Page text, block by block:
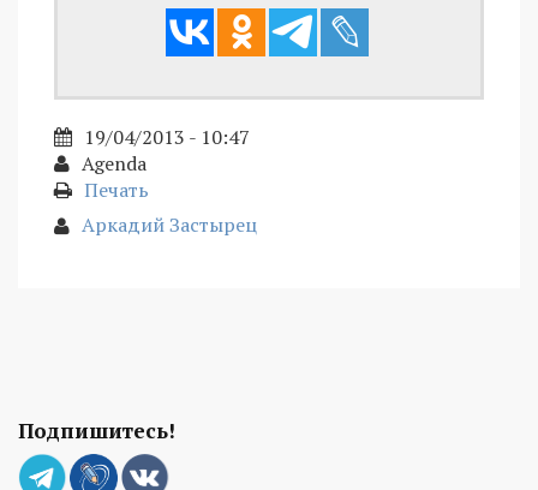
19/04/2013 - 10:47
Agenda
Печать
Аркадий Застырец
Подпишитесь!